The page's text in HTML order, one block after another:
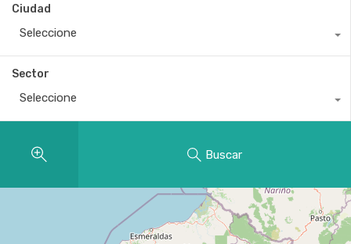
Ciudad
Seleccione
Sector
Seleccione
Buscar